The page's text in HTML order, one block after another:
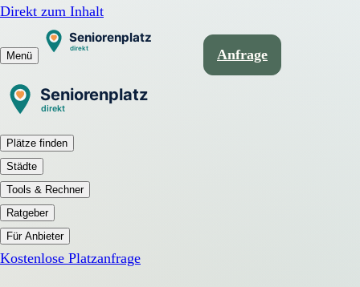
Direkt zum Inhalt
Menü Anfrage
Plätze finden
Städte
Tools & Rechner
Ratgeber
Für Anbieter
Kostenlose Platzanfrage